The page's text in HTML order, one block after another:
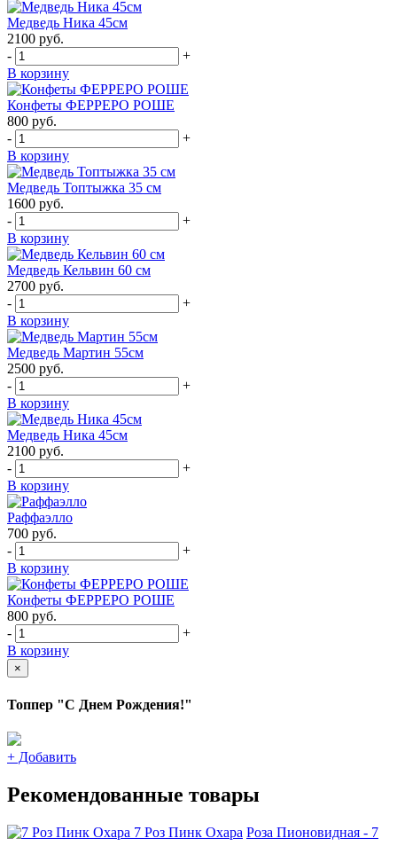
Медведь Ника 45см
2100 руб.
-
+
В корзину
Конфеты ФЕРРЕРО РОШЕ
800 руб.
-
+
В корзину
Медведь Топтыжка 35 см
1600 руб.
-
+
В корзину
Медведь Кельвин 60 см
2700 руб.
-
+
В корзину
Медведь Мартин 55см
2500 руб.
-
+
В корзину
Медведь Ника 45см
2100 руб.
-
+
В корзину
Раффаэлло
700 руб.
-
+
В корзину
Конфеты ФЕРРЕРО РОШЕ
800 руб.
-
+
В корзину
×
Топпер "С Днем Рождения!"
+ Добавить
Рекомендованные товары
7 Роз Пинк Охара Роза Пионовидная - 7